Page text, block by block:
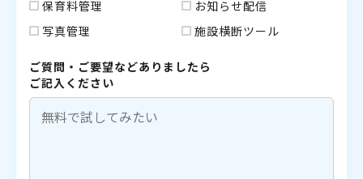
保育料管理
お知らせ配信
写真管理
施設横断ツール
ご質問・ご要望などありましたら
ご記入ください